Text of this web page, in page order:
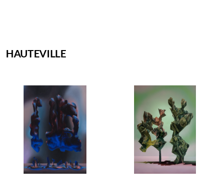
HAUTEVILLE